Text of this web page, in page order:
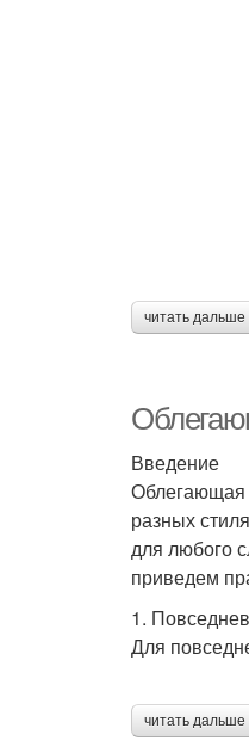
читать
Введение
Облегающая
разных
для любого
приведем
1.
Для
читать